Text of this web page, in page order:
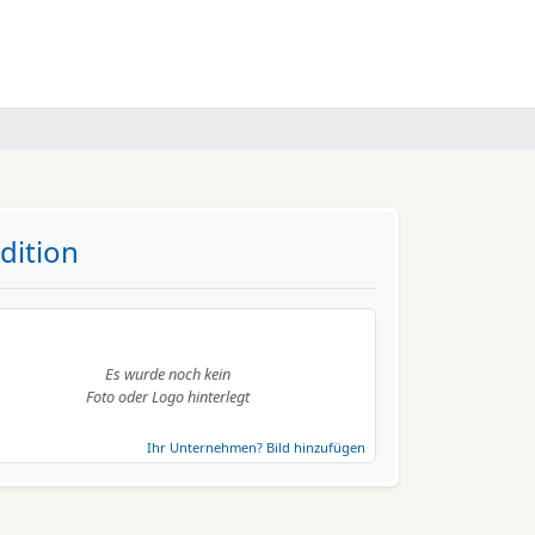
Es wurde noch kein
Foto oder Logo hinterlegt
Ihr Unternehmen? Bild hinzufügen